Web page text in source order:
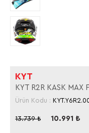
KYT
KYT R2R KASK
Ürün Kodu :
13.739₺ 10.991 ₺